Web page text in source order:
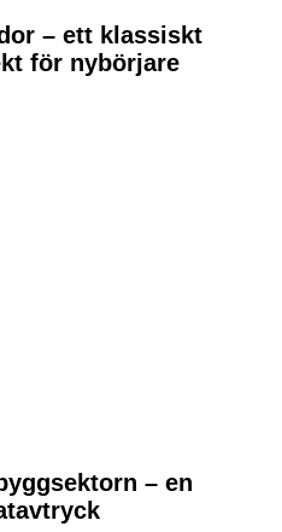
– ett klassiskt
för nybörjare
– en